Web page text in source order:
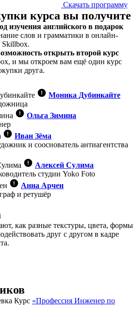
Скачать программу
курса вы получите
изучения английского в подарок
слов и грамматики в онлайн-
Skillbox.
открыть второй курс
и мы откроем вам ещё один курс
друга.
Моника Дубинкайте
Ольга Зимина
Иван Зёма
и сооснователь антиагентства
Алексей Сулима
студии Yoko Foto
Анна Арчен
и ретушёр
как разные текстуры, цвета, формы
друг с другом в кадре
Курс «Профессия Инженер по